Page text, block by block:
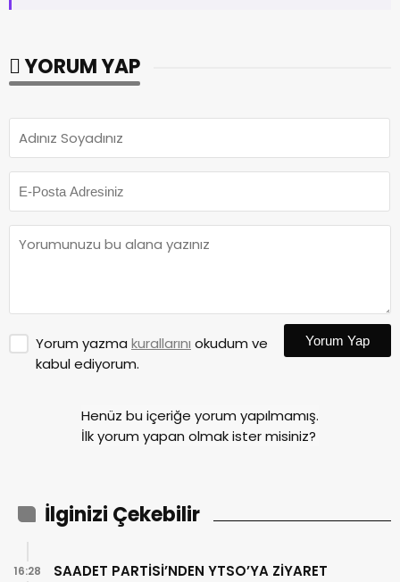
YORUM YAP
Yorum yazma kurallarını okudum ve
kabul ediyorum.
Yorum Yap
Henüz bu içeriğe yorum yapılmamış.
İlk yorum yapan olmak ister misiniz?
İlginizi Çekebilir
SAADET PARTİSİ’NDEN YTSO’YA ZİYARET
16:28